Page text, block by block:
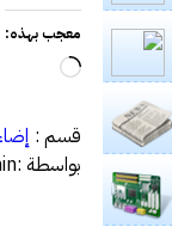
معجب بهذه:
جاري
قسم :
بواسطة :admin